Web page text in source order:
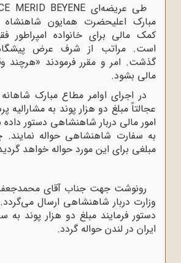
مبارک اعلیحضرت همایون شاهنشاه
کمک مالی برای خانواده امپراطور
است. مراتب از شرف عرض پیشگاه
گذشت. امر و مقرر فرمودند
مالی بشود.
در اجرای اوامر مطاع مبارک
عجالتاً مبلغ دو هزار پوند به مشارالیه
امور مالی دربار شاهنشاهی دستور
به سفارت شاهنشاهی حواله نمایند.
مبلغی برای این مورد حواله خواهد
رونوشت جهت جناب آقای محمدجعفر
وزارت دربار شاهنشاهی ارسال
دستور فرمایند مبلغ دو هزار پوند
ایران در لندن حواله گردد.